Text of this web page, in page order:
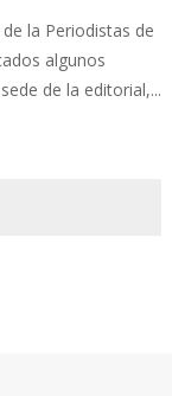
la Periodistas de
algunos
de la editorial,...